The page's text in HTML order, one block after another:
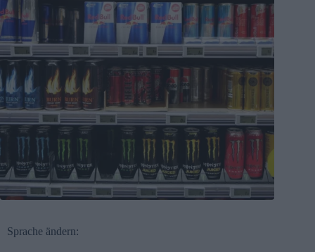
Sprache ändern: